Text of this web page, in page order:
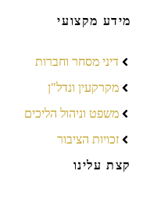
מידע מקצועי
דיני מסחר וחברות
מקרקעין ונדל"ן
משפט וניהול הליכים
זכויות הציבור
קצת עלינו